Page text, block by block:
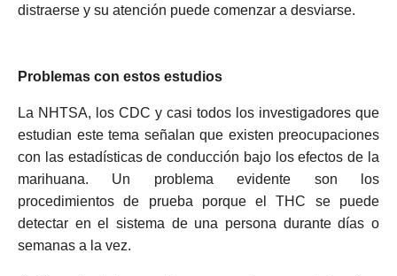
distraerse y su atención puede comenzar a desviarse.
Problemas con estos estudios
La NHTSA, los CDC y casi todos los investigadores que
estudian este tema señalan que existen preocupaciones
con las estadísticas de conducción bajo los efectos de la
marihuana. Un problema evidente son los
procedimientos de prueba porque elTHC se puede
detectar en el sistema de una persona durante días o
semanas a la vez.